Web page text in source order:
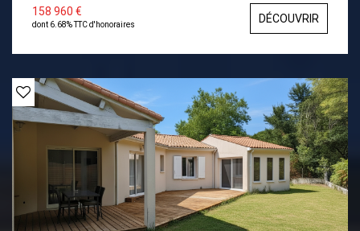
l'extérieur, un jardin cosy d'environ 90 m², agrémenté d'un
petit abri, parfait pour profiter des beaux jours.
158 960 €
dont 6.68% TTC d'honoraires DÉCOUVRIR